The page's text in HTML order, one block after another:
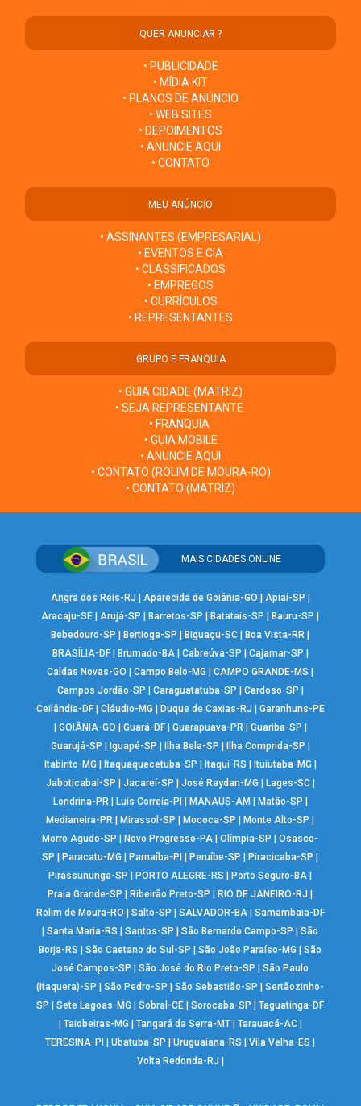
QUER ANUNCIAR ?
• PUBLICIDADE
• MÍDIA KIT
• PLANOS DE ANÚNCIO
• WEB SITES
• DEPOIMENTOS
• ANUNCIE AQUI
• CONTATO
MEU ANÚNCIO
• ASSINANTES (EMPRESARIAL)
• EVENTOS E CIA
• CLASSIFICADOS
• EMPREGOS
• CURRÍCULOS
• REPRESENTANTES
GRUPO E FRANQUIA
• GUIA CIDADE (MATRIZ)
• SEJA REPRESENTANTE
• FRANQUIA
• GUIA MOBILE
• ANUNCIE AQUI
• CONTATO (ROLIM DE MOURA-RO)
• CONTATO (MATRIZ)
MAIS CIDADES ONLINE
Angra dos Reis-RJ Aparecida de Goiânia-GO Apiaí-SP
Aracaju-SE |Arujá-SP Barretos-SP Batatais-SP Bauru-SP
Bebedouro-SP
Bertioga-SP Biguaçu-SC Boa Vista-RR
BRASÍLIA-DF| Brumado-BA| Cabreúva-SP Cajamar-SP
Caldas Novas-GO
|Campo Belo-MG |CAMPO GRANDE-MS
Campos Jordão-SP
Caraguatatuba-SP Cardoso-SP
Ceilândia-DF| Cláudio-MG Duque de Caxias-RJ
Garanhuns-PE
GOIÂNIA-GO Guará-DF| Guarapuava-PR| Guariba-SP
Guarujá-SP
Iguapé-SP Ilha Bela-SP Ilha Comprida-SP
Itabirito-MG
Itaquaquecetuba-SP Itaqui-RS Ituiutaba-MG
Jaboticabal-SP
Jacareí-SP José Raydan-MG Lages-SC|
Londrina-PR| Luís Correia-PI MANAUS-AM Matão-SP
Medianeira-PR
Mirassol-SP Mococa-SP Monte Alto-SP
Morro Agudo-SP
Novo Progresso-PA |Olímpia-SP |Osasco-
SP
Paracatu-MG Parnaíba-PI Peruíbe-SP Piracicaba-SP
Pirassununga-SP
PORTO ALEGRE-RS Porto Seguro-BA
Praia Grande-SP
Ribeirão Preto-SP RIO DE JANEIRO-RJ
Rolim de Moura-RO
Salto-SP SALVADOR-BA| Samambaia-DF
|Santa Maria-RS |Santos-SP |São Bernardo Campo-SP |São
Borja-RS
|São Caetano do Sul-SP |São João Paraíso-MG |São
José Campos-SP
|São José do Rio Preto-SP |São Paulo
(Itaquera)-SP
|São Pedro-SP |São Sebastião-SP |Sertãozinho-
SP
|Sete Lagoas-MG |Sobral-CE |Sorocaba-SP |Taguatinga-DF
Taiobeiras-MG Tangará da Serra-MT| Tarauacá-AC|
TERESINA-PI
|Ubatuba-SP |Uruguaiana-RS |Vila Velha-ES
Volta Redonda-RJ